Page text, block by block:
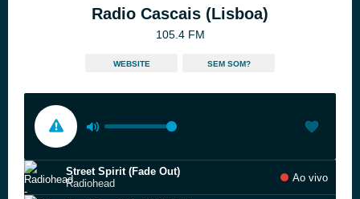
Radio Cascais (Lisboa)
105.4 FM
WEBSITE SEM SOM?
Street Spirit (Fade Out)
Radiohead
Ao vivo